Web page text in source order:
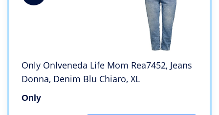
Only Onlveneda Life Mom Rea7452, Jeans
Donna, Denim Blu Chiaro, XL
Only